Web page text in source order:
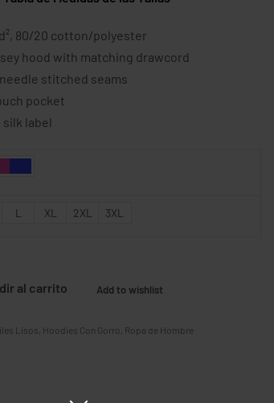
80/20 cotton/polyester
hood with matching drawcord
stitched seams
pocket
label
L XL 2XL 3XL
al carrito Add to wishlist
Lisos Hoodies Con Gorro Ropa de Hombre